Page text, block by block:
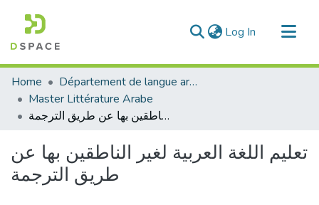
Log In (current)
Communities & Collections
All of DSpace
Statistics
Home
Département de langue arabe
Master Littérature Arabe
تعليم اللغة العربية لغير الناطقين بها عن طريق الترجمة
تعليم اللغة العربية لغير الناطقين بها عن
طريق الترجمة